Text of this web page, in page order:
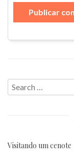
Search
for:
Visitando um cenote